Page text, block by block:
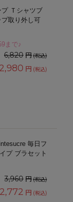
Ｔシャツブ
取り外し可
まで♪
6,820 円(税込)
2,980 円 (税込)
毎日フ
プ ブラセット
3,960 円(税込)
2,772 円 (税込)